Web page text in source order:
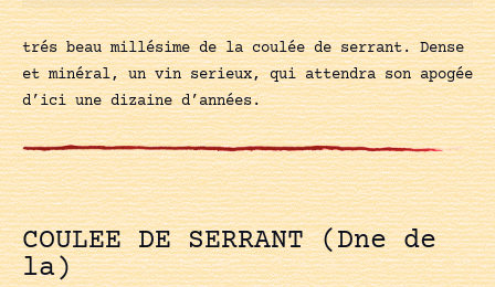
trés beau millésime de la coulée de serrant. Dense
et minéral, un vin serieux, qui attendra son apogée
d’ici une dizaine d’années.
COULEE DE SERRANT (Dne de
la)